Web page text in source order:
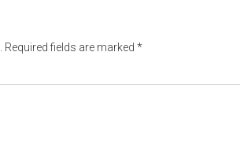
Required fields are marked *